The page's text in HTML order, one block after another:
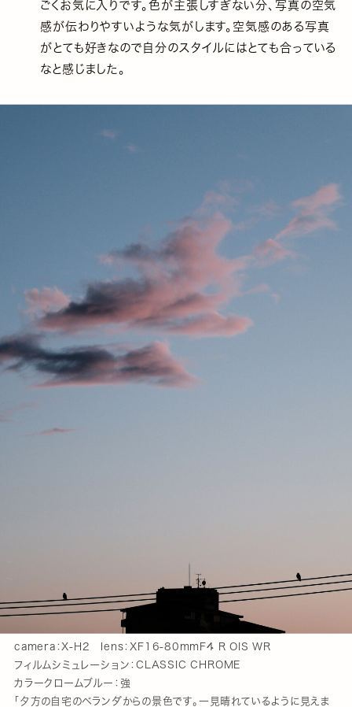
ごくお気に入りです。色が主張しすぎない分、写真の空気
感が伝わりやすいような気がします。空気感のある写真
がとても好きなので自分のスタイルにはとても合っている
なと感じました。
camera：X-H2 lens：XF16-80mmF4 R OIS WR
フィルムシミュレーション：CLASSIC CHROME
カラークロームブルー：強
「夕方の自宅のベランダからの景色です。一見晴れているように見えま